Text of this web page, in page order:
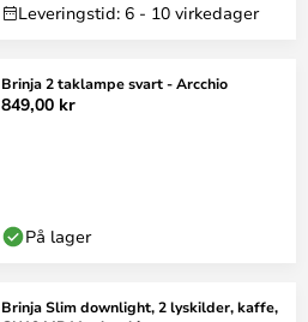
Leveringstid: 6 - 10 virkedager
Brinja 2 taklampe svart - Arcchio
849,00 kr
På lager
Brinja Slim downlight, 2 lyskilder, kaffe,